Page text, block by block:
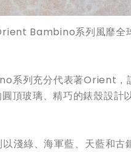
Bambino系列風靡全
系列充分代表著Orient，
頂玻璃、精巧的錶殼設計
以淺綠、海軍藍、天藍和